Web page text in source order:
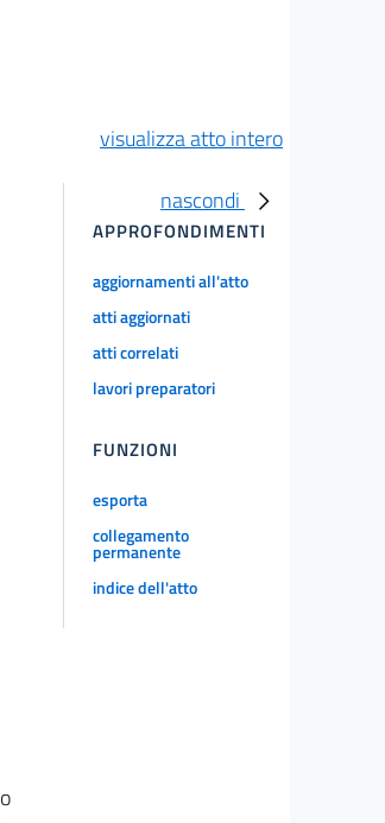
visualizza atto intero
nascondi
APPROFONDIMENTI
aggiornamenti all'atto
atti aggiornati
atti correlati
lavori preparatori
FUNZIONI
esporta
collegamento
permanente
indice dell'atto